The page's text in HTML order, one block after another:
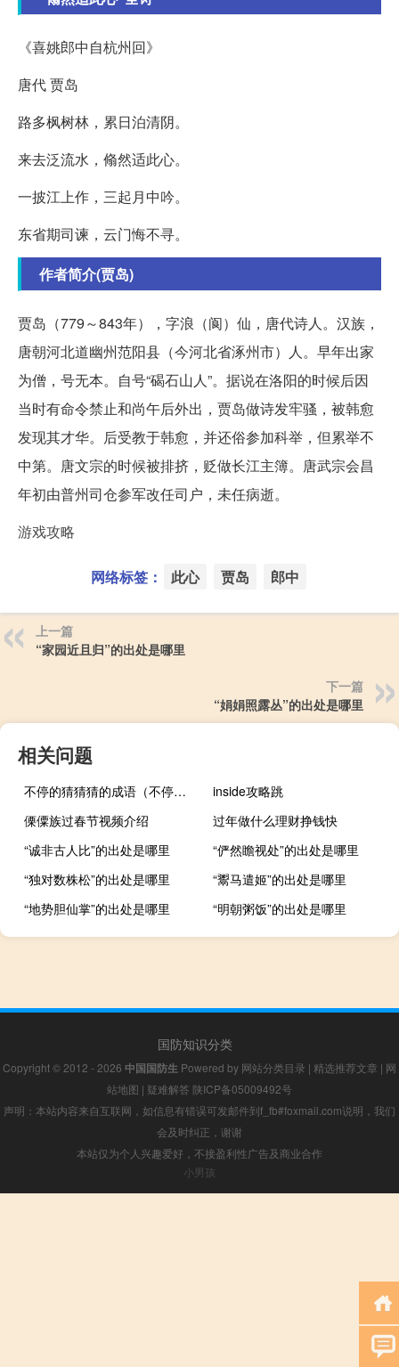
《喜姚郎中自杭州回》
唐代 贾岛
路多枫树林，累日泊清阴。
来去泛流水，翛然适此心。
一披江上作，三起月中吟。
东省期司谏，云门悔不寻。
作者简介(贾岛)
贾岛（779～843年），字浪（阆）仙，唐代诗人。汉族，
唐朝河北道幽州范阳县（今河北省涿州市）人。早年出家
为僧，号无本。自号“碣石山人”。据说在洛阳的时候后因
当时有命令禁止和尚午后外出，贾岛做诗发牢骚，被韩愈
发现其才华。后受教于韩愈，并还俗参加科举，但累举不
中第。唐文宗的时候被排挤，贬做长江主簿。唐武宗会昌
年初由普州司仓参军改任司户，未任病逝。
游戏攻略
网络标签： 此心 贾岛 郎中
上一篇
“家园近且归”的出处是哪里
下一篇
“娟娟照露丛”的出处是哪里
相关问题
不停的猜猜猜的成语（不停的猜猜猜）
inside攻略跳
傈僳族过春节视频介绍
过年做什么理财挣钱快
“诚非古人比”的出处是哪里
“俨然瞻视处”的出处是哪里
“独对数株松”的出处是哪里
“鬻马遣姬”的出处是哪里
“地势胆仙掌”的出处是哪里
“明朝粥饭”的出处是哪里
国防知识分类
Copyright © 2012 - 2026 中国国防生 Powered by 网站分类目录 | 精选推荐文章 | 网
站地图 | 疑难解答 陕ICP备05009492号
声明：本站内容来自互联网，如信息有错误可发邮件到f_fb#foxmail.com说明，我们
会及时纠正，谢谢
本站仅为个人兴趣爱好，不接盈利性广告及商业合作
小男孩